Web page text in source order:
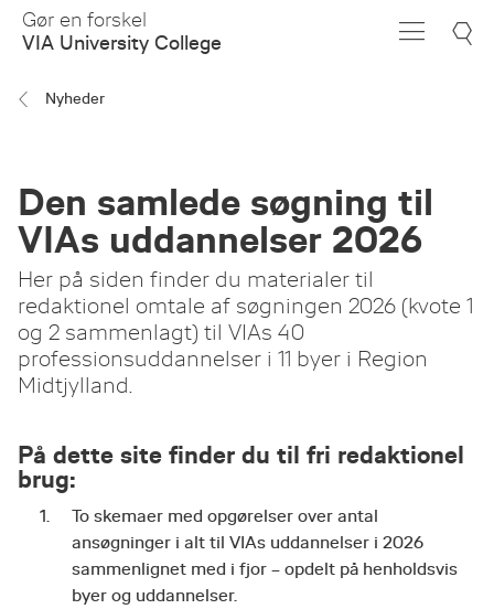
Skip
Main
Gør en forskel
VIA University College
Nyheder
Den samlede søgning til
VIAs uddannelser 2026
Her på siden finder du materialer til
redaktionel omtale af søgningen 2026 (kvote 1
og 2 sammenlagt) til VIAs 40
professionsuddannelser i 11 byer i Region
Midtjylland.
På dette site finder du til fri redaktionel
brug:
To skemaer med opgørelser over antal
ansøgninger i alt til VIAs uddannelser i 2026
sammenlignet med i fjor – opdelt på henholdsvis
byer og uddannelser.